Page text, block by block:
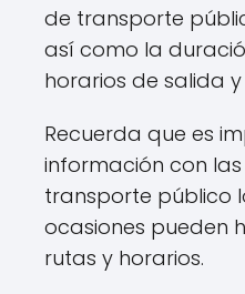
de transporte
así como la
horarios de salida
Recuerda que es
información con
transporte público
ocasiones pueden
rutas y horarios.